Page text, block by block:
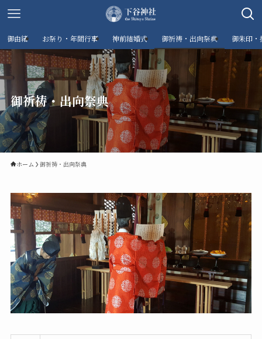
御由緒 お祭り・年間行事 神前結婚式 御祈祷・出向祭典 御朱印・
御祈祷・出向祭典
ホーム 御祈祷・出向祭典